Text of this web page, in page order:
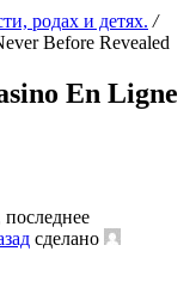
родах и детях. /
Before Revealed
En Ligne
сделано